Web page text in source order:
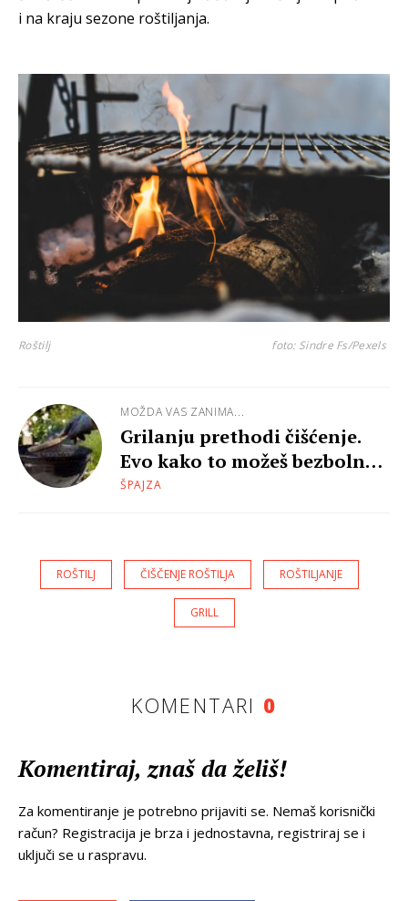
i na kraju sezone roštiljanja.
Roštilj foto: Sindre Fs/Pexels
MOŽDA VAS ZANIMA...
Grilanju prethodi čišćenje.
Evo kako to možeš bezbolno
obaviti
ŠPAJZA
ROŠTILJ ČIŠČENJE ROŠTILJA ROŠTILJANJE
GRILL
KOMENTARI 0
Komentiraj, znaš da želiš!
Za komentiranje je potrebno prijaviti se. Nemaš korisnički
račun? Registracija je brza i jednostavna, registriraj se i
uključi se u raspravu.